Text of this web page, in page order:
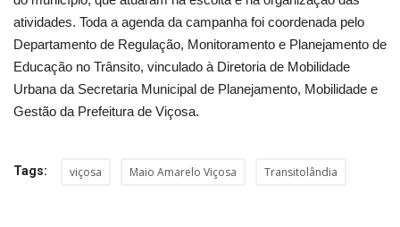
atividades. Toda a agenda da campanha foi coordenada pelo
Departamento de Regulação, Monitoramento e Planejamento de
Educação no Trânsito, vinculado à Diretoria de Mobilidade
Urbana da Secretaria Municipal de Planejamento, Mobilidade e
Gestão da Prefeitura de Viçosa.
Tags: viçosa Maio Amarelo Viçosa Transitolândia